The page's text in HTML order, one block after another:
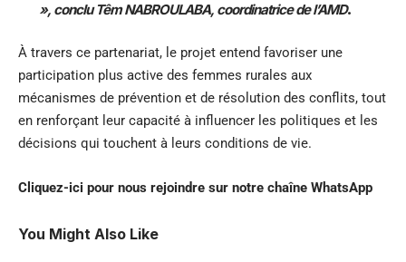
», conclu Têm NABROULABA, coordinatrice de l’AMD.
À travers ce partenariat, le projet entend favoriser une
participation plus active des femmes rurales aux
mécanismes de prévention et de résolution des conflits, tout
en renforçant leur capacité à influencer les politiques et les
décisions qui touchent à leurs conditions de vie.
Cliquez-ici pour nous rejoindre sur notre chaîne WhatsApp
You Might Also Like